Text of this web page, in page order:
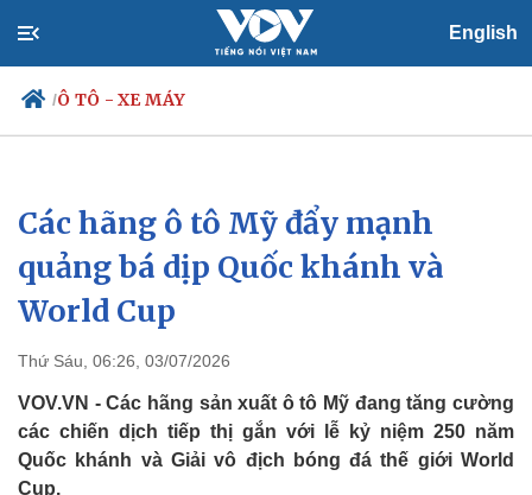
English
/Ô TÔ - XE MÁY
Chính trị
Đảng
Tổ chức nhân sự
Quốc hội
Nhận diện sự thật
Xã hội
Tin 24h
Dự báo thời tiết
Các hãng ô tô Mỹ đẩy mạnh
quảng bá dịp Quốc khánh và
World Cup
Thứ Sáu, 06:26, 03/07/2026
VOV.VN - Các hãng sản xuất ô tô Mỹ đang tăng cường
các chiến dịch tiếp thị gắn với lễ kỷ niệm 250 năm
Quốc khánh và Giải vô địch bóng đá thế giới World
Cup.